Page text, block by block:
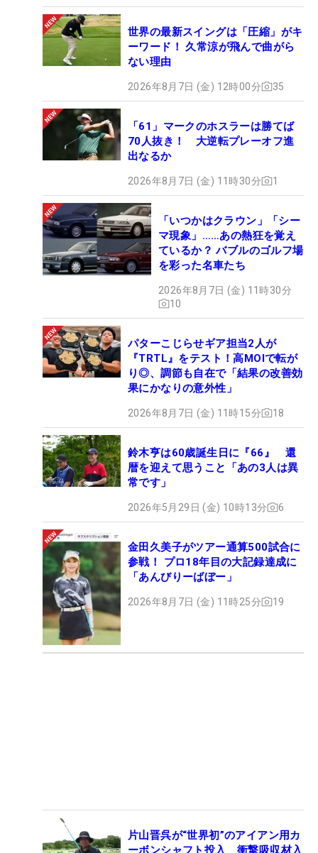
世界の最新スイングは「圧縮」がキ
ーワード！ 久常涼が飛んで曲がら
ない理由
2026年8月7日 (金) 12時00分 35
「61」マークのホスラーは勝てば
70人抜き！ 大逆転プレーオフ進
出なるか
2026年8月7日 (金) 11時30分 1
「いつかはクラウン」「シー
マ現象」……あの熱狂を覚え
ているか？ バブルのゴルフ場
を彩った名車たち
2026年8月7日 (金) 11時30分
10
パターこじらせギア担当2人が
『TRTL』をテスト！高MOIで転が
り◎、調節も自在で「結果の改善効
果にかなりの意外性」
2026年8月7日 (金) 11時15分 18
鈴木亨は60歳誕生日に『66』 還
暦を迎えて思うこと「あの3人は異
常です」
2026年5月29日 (金) 10時13分 6
金田久美子がツアー通算500試合に
参戦！ プロ18年目の大記録達成に
「あんびりーばぼー」
2026年8月7日 (金) 11時25分 19
片山晋呉が“世界初”のアイアン用カ
ーボンシャフト投入 衝撃吸収材入